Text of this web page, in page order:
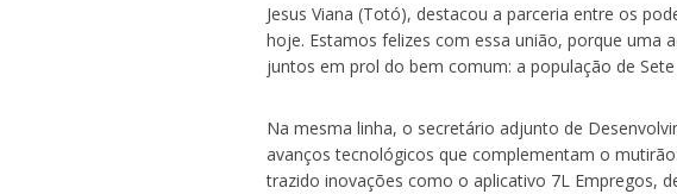
Jesus Viana (Totó), destacou a parceria entre os
hoje. Estamos felizes com essa união, porque uma
juntos em prol do bem comum: a população de
Na mesma linha, o secretário adjunto de
avanços tecnológicos que complementam o
trazido inovações como o aplicativo 7L Empregos,